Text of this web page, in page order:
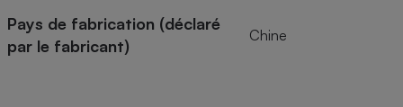
Pays de fabrication (déclaré
par le fabricant)
Chine